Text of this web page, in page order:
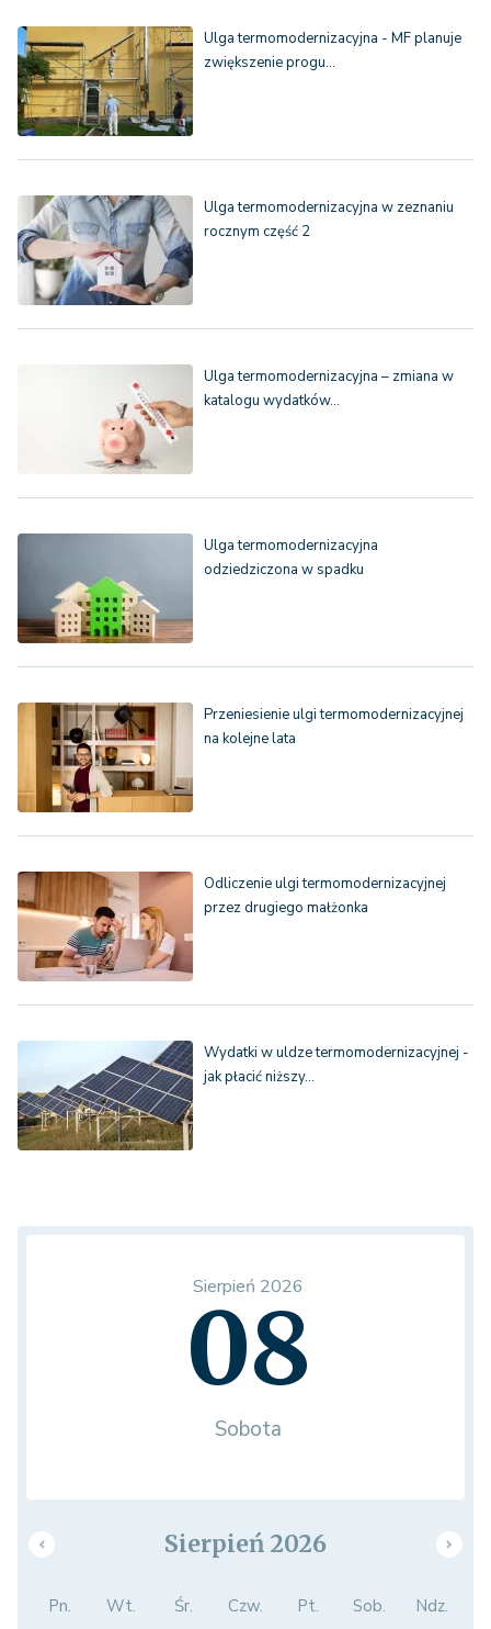
Ulga termomodernizacyjna - MF planuje
zwiększenie progu…
Ulga termomodernizacyjna w zeznaniu
rocznym część 2
Ulga termomodernizacyjna – zmiana w
katalogu wydatków…
Ulga termomodernizacyjna
odziedziczona w spadku
Przeniesienie ulgi termomodernizacyjnej
na kolejne lata
Odliczenie ulgi termomodernizacyjnej
przez drugiego małżonka
Wydatki w uldze termomodernizacyjnej -
jak płacić niższy…
Sierpień 2026
08
Sobota
Sierpień 2026
Pn. Wt. Śr. Czw. Pt. Sob. Ndz.